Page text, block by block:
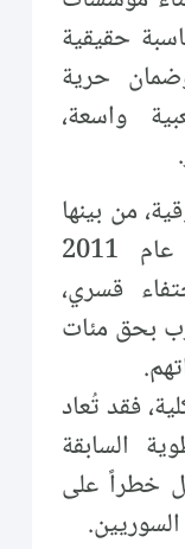
حقيقية
حرية
واسعة،
من بينها
منظمة العفو الدولية، منذ عام 2011
قسري،
بحق مئات
فقد تُعاد
السابقة
خطراً على